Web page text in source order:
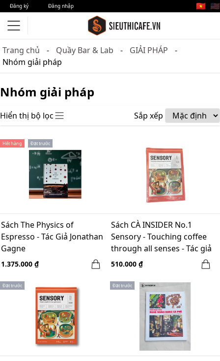
Đăng ký Đăng nhập 🇻🇳 🇺🇸
Trang chủ Quầy Bar & Lab
GIẢI PHÁP
Nhóm giải pháp
Nhóm giải pháp
Hiển thị bộ lọc Sắp xếp
Hết hàng Đặt trước
Sách The Physics of
Espresso - Tác Giả Jonathan
Gagne
1.375.000 ₫
Sách CÀ INSIDER No.1
Sensory - Touching coffee
through all senses - Tác giả
Julie Dang
510.000 ₫
Đặt trước Đặt trước